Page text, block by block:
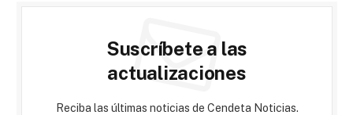
Suscríbete a las
actualizaciones
Reciba las últimas noticias de Cendeta Noticias.